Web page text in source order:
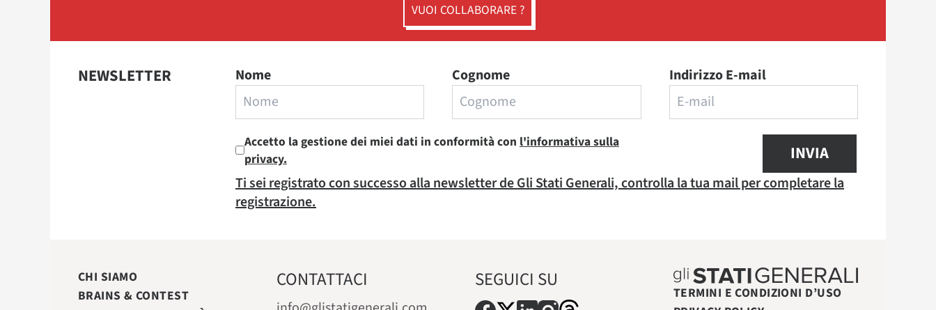
VUOI COLLABORARE ?
NEWSLETTER Nome Cognome Indirizzo E-mail
Accetto la gestione dei miei dati in conformità con l'informativa sulla
privacy.
INVIA
Ti sei registrato con successo alla newsletter de Gli Stati Generali, controlla la tua mail per completare la
registrazione.
CHI SIAMO
BRAINS & CONTEST
CONTATTACI SEGUICI SU
TERMINI E CONDIZIONI D’USO